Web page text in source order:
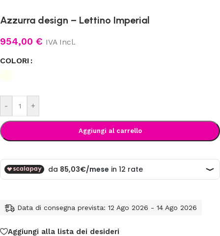
Azzurra design – Lettino Imperial
954,00 € IVA Incl.
COLORI
- +
Aggiungi al carrello
Data di consegna prevista: 12 Ago 2026 - 14 Ago 2026
Aggiungi alla lista dei desideri